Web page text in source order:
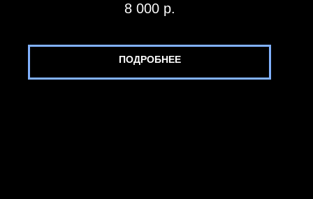
8 000 р.
ПОДРОБНЕЕ